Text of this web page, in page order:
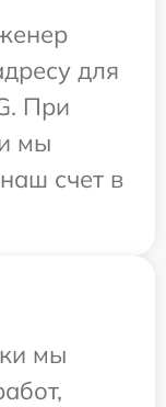
для
При
мы
счет в
мы